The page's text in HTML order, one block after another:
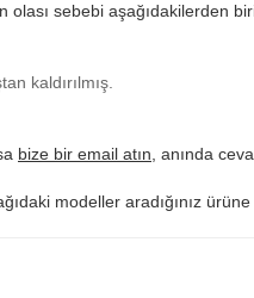
olası sebebi aşağıdakilerden
kaldırılmış.
bize bir email atın , anında
modeller aradığınız ürüne